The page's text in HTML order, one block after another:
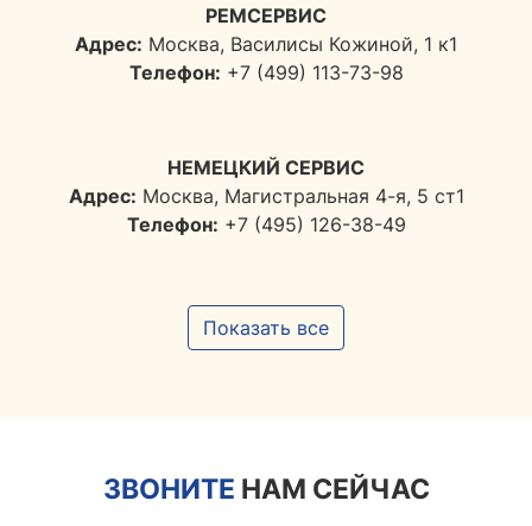
РЕМСЕРВИС
Адрес: Москва, Василисы Кожиной, 1 к1
Телефон: +7 (499) 113-73-98
НЕМЕЦКИЙ СЕРВИС
Адрес: Москва, Магистральная 4-я, 5 ст1
Телефон: +7 (495) 126-38-49
Показать все
ЗВОНИТЕ НАМ СЕЙЧАС